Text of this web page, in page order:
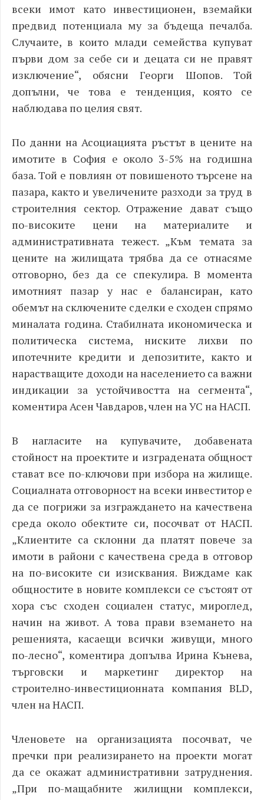
всеки имот като инвестиционен, вземайки
предвид потенциала му за бъдеща печалба.
Случаите, в които млади семейства купуват
първи дом за себе си и децата си не правят
изключение“, обясни Георги Шопов. Той
допълни, че това е тенденция, която се
наблюдава по целия свят.
По данни на Асоциацията ръстът в цените на
имотите в София е около 3-5% на годишна
база. Той е повлиян от повишеното търсене на
пазара, както и увеличените разходи за труд в
строителния сектор. Отражение дават също
по-високите цени на материалите и
административната тежест. „Към темата за
цените на жилищата трябва да се отнасяме
отговорно, без да се спекулира. В момента
имотният пазар у нас е балансиран, като
обемът на сключените сделки е сходен спрямо
миналата година. Стабилната икономическа и
политическа система, ниските лихви по
ипотечните кредити и депозитите, както и
нарастващите доходи на населението са важни
индикации за устойчивостта на сегмента“,
коментира Асен Чавдаров, член на УС на НАСП.
В нагласите на купувачите, добавената
стойност на проектите и изградената общност
стават все по-ключови при избора на жилище.
Социалната отговорност на всеки инвеститор е
да се погрижи за изграждането на качествена
среда около обектите си, посочват от НАСП.
„Клиентите са склонни да платят повече за
имоти в райони с качествена среда в отговор
на по-високите си изисквания. Виждаме как
общностите в новите комплекси се състоят от
хора със сходен социален статус, мироглед,
начин на живот. А това прави вземането на
решенията, касаещи всички живущи, много
по-лесно“, коментира допълва Ирина Кънева,
търговски и маркетинг директор на
строително-инвестиционната компания BLD,
член на НАСП.
Членовете на организацията посочват, че
пречки при реализирането на проекти могат
да се окажат административни затруднения.
„При по-мащабните жилищни комплекси,